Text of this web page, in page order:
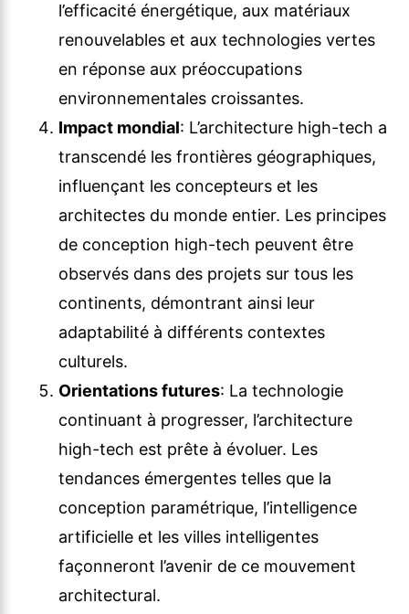
l’efficacité énergétique, aux matériaux
renouvelables et aux technologies vertes
en réponse aux préoccupations
environnementales croissantes.
Impact mondial: L’architecture high-tech a
transcendé les frontières géographiques,
influençant les concepteurs et les
architectes du monde entier. Les principes
de conception high-tech peuvent être
observés dans des projets sur tous les
continents, démontrant ainsi leur
adaptabilité à différents contextes
culturels.
Orientations futures: La technologie
continuant à progresser, l’architecture
high-tech est prête à évoluer. Les
tendances émergentes telles que la
conception paramétrique, l’intelligence
artificielle et les villes intelligentes
façonneront l’avenir de ce mouvement
architectural.